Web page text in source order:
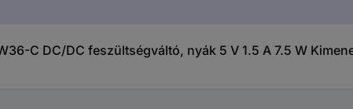
C DC/DC feszültségváltó, nyák 5 V 1.5 A 7.5 W